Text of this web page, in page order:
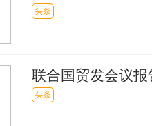
动
头条
联合国贸发会议
12％
头条